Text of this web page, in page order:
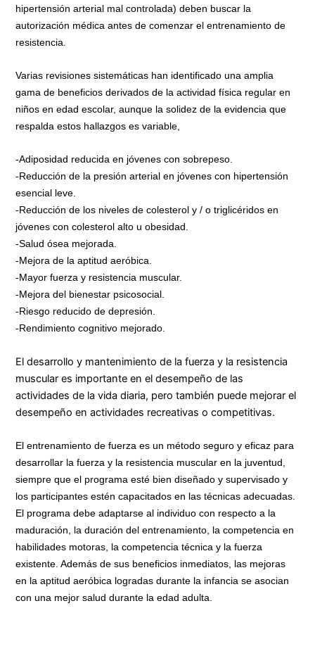
hipertensión arterial mal controlada) deben buscar la
autorización médica antes de comenzar el entrenamiento de
resistencia.
Varias revisiones sistemáticas han identificado una amplia
gama de beneficios derivados de la actividad física regular en
niños en edad escolar, aunque la solidez de la evidencia que
respalda estos hallazgos es variable,
-Adiposidad reducida en jóvenes con sobrepeso.
-Reducción de la presión arterial en jóvenes con hipertensión
esencial leve.
-Reducción de los niveles de colesterol y / o triglicéridos en
jóvenes con colesterol alto u obesidad.
-Salud ósea mejorada.
-Mejora de la aptitud aeróbica.
-Mayor fuerza y ​​resistencia muscular.
-Mejora del bienestar psicosocial.
-Riesgo reducido de depresión.
-Rendimiento cognitivo mejorado.
El desarrollo y mantenimiento de la fuerza y ​​la resistencia
muscular es importante en el desempeño de las
actividades de la vida diaria, pero también puede mejorar el
desempeño en actividades recreativas o competitivas.
El entrenamiento de fuerza es un método seguro y eficaz para
desarrollar la fuerza y ​​la resistencia muscular en la juventud,
siempre que el programa esté bien diseñado y supervisado y
los participantes estén capacitados en las técnicas adecuadas.
El programa debe adaptarse al individuo con respecto a la
maduración, la duración del entrenamiento, la competencia en
habilidades motoras, la competencia técnica y la fuerza
existente. Además de sus beneficios inmediatos, las mejoras
en la aptitud aeróbica logradas durante la infancia se asocian
con una mejor salud durante la edad adulta.